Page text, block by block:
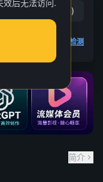
( 15) 踩 )
播放检测
简介
效后无法访问.